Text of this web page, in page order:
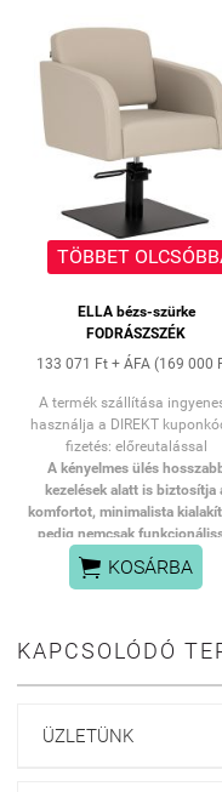
TÖBBET
ELLA bézs-szürke
FODRÁSZSZÉK
133 071 Ft + ÁFA (169 000
A termék szállítása
használja a DIREKT
fizetés: előreutalással
A kényelmes ülés
kezelések alatt is biztosítja
komfortot, minimalista
pedig nemcsak
hanem a szalonjának elegáns
megjelenést kölcsönöz.
lehetővé teszi az ülés
magasságának
állítását 42 és 60 cm
székben ül. Ez
teszi a munkát, és a pozíció
 KOSÁRBA
KAPCSOLÓDÓ
ÜZLETÜNK